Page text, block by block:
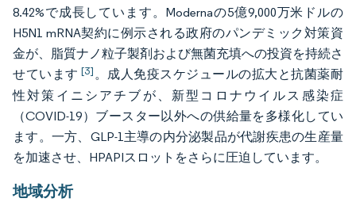
8.42%で成長しています。Modernaの5億9,000万米ドルの
H5N1 mRNA契約に例示される政府のパンデミック対策資
金が、脂質ナノ粒子製剤および無菌充填への投資を持続さ
せています[3]。成人免疫スケジュールの拡大と抗菌薬耐
性対策イニシアチブが、新型コロナウイルス感染症
（COVID-19）ブースター以外への供給量を多様化してい
ます。一方、GLP-1主導の内分泌製品が代謝疾患の生産量
を加速させ、HPAPIスロットをさらに圧迫しています。
地域分析